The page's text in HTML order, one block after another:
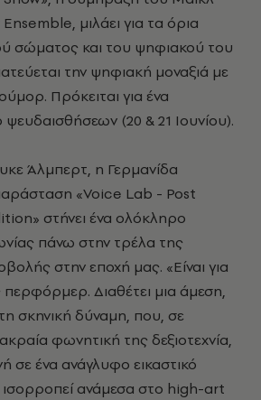
μιλάει για τα όρια
σώματος και του ψηφιακού του
την ψηφιακή μοναξιά με
Πρόκειται για ένα
(20 & 21 Ιουνίου).
Άλμπερτ, η Γερμανίδα
«Voice Lab - Post
στήνει ένα ολόκληρο
πάνω στην τρέλα της
στην εποχή μας. «Είναι για
περφόρμερ. Διαθέτει μια άμεση,
σκηνική δύναμη, που, σε
φωνητική της δεξιοτεχνία,
σε ένα ανάγλυφο εικαστικό
ισορροπεί ανάμεσα στο high-art